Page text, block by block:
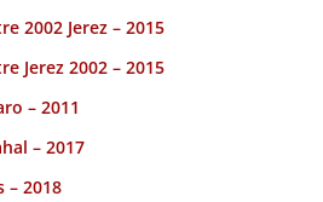
2002 Jerez – 2015
Jerez 2002 – 2015
– 2011
– 2017
– 2018